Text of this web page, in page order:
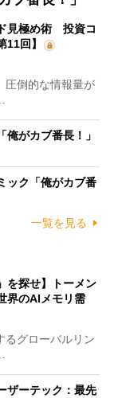
見極め術 投資コ
11回】
圧倒的な情報量が
がカブ番長！」
ック「俺がカブ番
一覧を見る
を探せ】トーメン
界のAIメモリ需
グローバルリン
ザーテック：最先